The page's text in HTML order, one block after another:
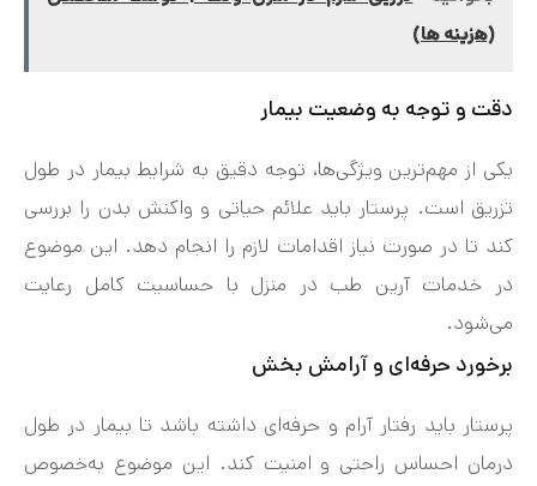
(هزینه ها)
دقت و توجه به وضعیت بیمار
یکی از مهم‌ترین ویژگی‌ها، توجه دقیق به شرایط بیمار در طول
تزریق است. پرستار باید علائم حیاتی و واکنش بدن را بررسی
کند تا در صورت نیاز اقدامات لازم را انجام دهد. این موضوع
در خدمات آرین طب در منزل با حساسیت کامل رعایت
می‌شود.
برخورد حرفه‌ای و آرامش‌ بخش
پرستار باید رفتار آرام و حرفه‌ای داشته باشد تا بیمار در طول
درمان احساس راحتی و امنیت کند. این موضوع به‌خصوص